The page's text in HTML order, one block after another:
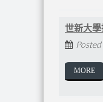
世新大
MORE